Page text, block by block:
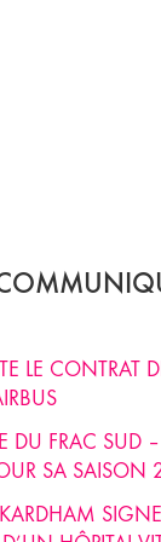
LE CONTRAT
FRAC SUD –
SA SAISON